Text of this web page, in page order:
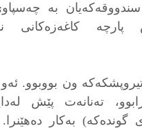
بە
کاغەزەکانی
ون بووبوو.
تەنانەت پێش
گوندەکە) بەکار